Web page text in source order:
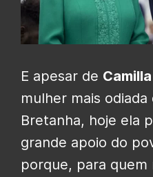
E apesar de Camilla
mulher mais
Bretanha, hoje ela
grande apoio do
porque, para quem